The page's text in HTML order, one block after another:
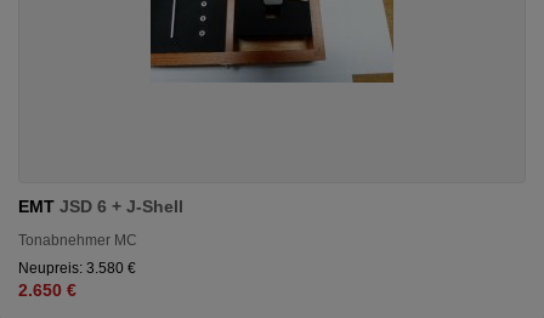
EMT JSD 6 + J-Shell
Tonabnehmer MC
Neupreis: 3.580 €
2.650 €